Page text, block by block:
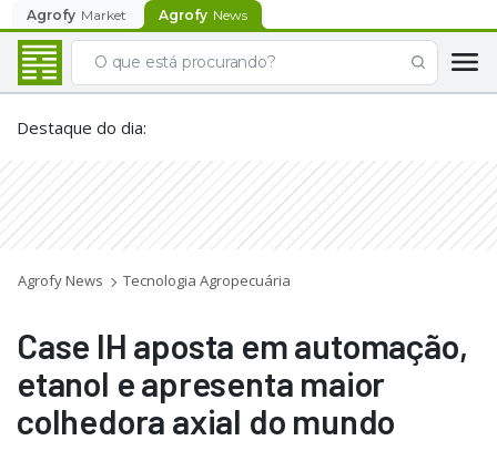
Agrofy Market Agrofy News
Destaque do dia:
Agrofy News Tecnologia Agropecuária
Case IH aposta em automação,
etanol e apresenta maior
colhedora axial do mundo